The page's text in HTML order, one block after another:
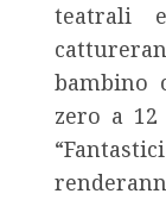
teatrali
bambino
zero a